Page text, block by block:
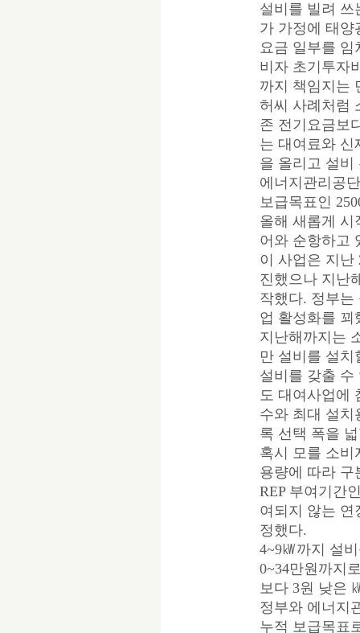
설비를 빌려 쓰
가 가정에 태양
요금 일부를 임
비자 초기투자
까지 책임지는
허씨 사례처럼
존 전기요금보
는 대여료와 신
을 올리고 설비
에너지관리공
보급목표인
올해 새롭게 시
어와 순항하고
이 사업은 지난
진했으나 지난
작했다. 정부는
업 활성화를 꾀
지난해까지는
만 설비를 설치
설비를 갖출 수
도 대여사업에
수와 최대 설치
록 선택 폭을
혹시 모를 소비
용량에 따라 구
REP 부여기간
여되지 않는 연
정했다.
4~9㎾까지 설
0~34만원까지
보다 3원 낮은
정부와 에너지
누적 보급목표